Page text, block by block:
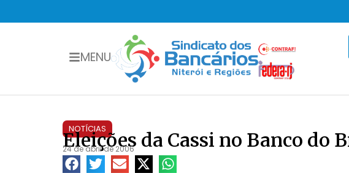
MENU
NOTÍCIAS
Eleições da Cassi no Banco do
24 de abril de 2006